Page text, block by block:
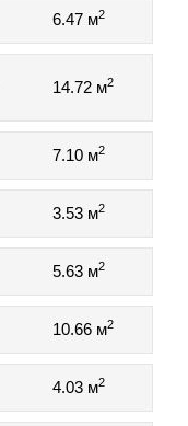
6.47 м2
14.72 м2
7.10 м2
3.53 м2
5.63 м2
10.66 м2
4.03 м2